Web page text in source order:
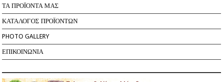
ΤΑ ΠΡΟΪΟΝΤΑ ΜΑΣ
ΚΑΤΑΛΟΓΟΣ ΠΡΟΪΟΝΤΩΝ
PHOTO GALLERY
ΕΠΙΚΟΙΝΩΝΙΑ